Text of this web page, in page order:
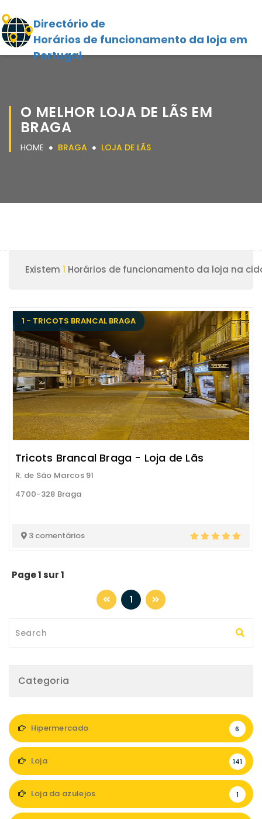
Directório de
Horários de funcionamento da loja em
Portugal
O MELHOR LOJA DE LÃS EM
BRAGA
HOME BRAGA LOJA DE LÃS
Existem 1 Horários de funcionamento da loja na
1 - TRICOTS BRANCAL BRAGA
Tricots Brancal Braga - Loja de Lãs
R. de São Marcos 91
4700-328 Braga
3 comentários
Page 1 sur 1
1
Categoria
Hipermercado 6
Loja 141
Loja da azulejos 1